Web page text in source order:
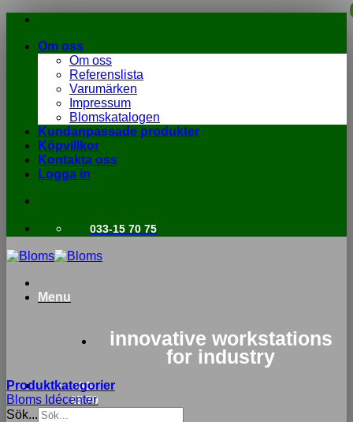
Skip
contentOm oss
Om oss
Referenslista
Varumärken
Impressum
Blomskatalogen
Kundanpassade produkter
Köpvillkor
Kontakta oss
Logga in
033-15 70 75
Menu
innovative workstations
for industry
033-
15 70
Produktkategorier
Bloms Idécenter
Sök...